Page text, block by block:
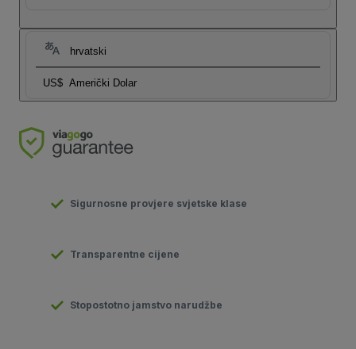
hrvatski
US$ Američki Dolar
Sigurnosne provjere svjetske klase
Transparentne cijene
Stopostotno jamstvo narudžbe